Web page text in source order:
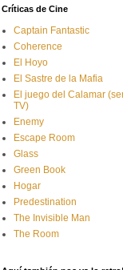
Críticas de Cine
Captain Fantastic
Coherence
El Hoyo
El Sastre de la Mafia
El juego del Calamar
TV)
Enemy
Escape Room
Glass
Green Book
Hogar
Predestination
The Invisible Man
The Room